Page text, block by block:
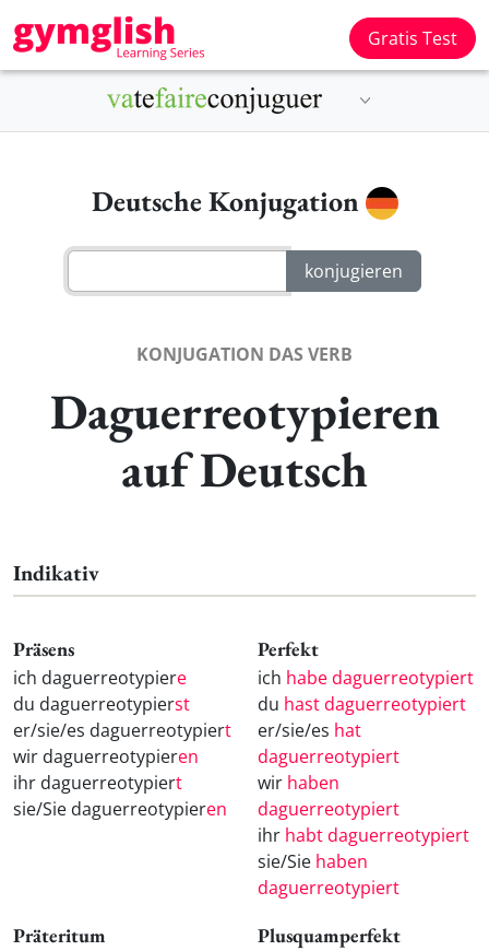
Gratis Test
Deutsche Konjugation
KONJUGATION DAS VERB
Daguerreotypieren
auf Deutsch
Indikativ
Präsens
ich daguerreotypiere
du daguerreotypierst
er/sie/es daguerreotypiert
wir daguerreotypieren
ihr daguerreotypiert
sie/Sie daguerreotypieren
Perfekt
ich habe daguerreotypiert
du hast daguerreotypiert
er/sie/es hat
daguerreotypiert
wir haben
daguerreotypiert
ihr habt daguerreotypiert
sie/Sie haben
daguerreotypiert
Präteritum Plusquamperfekt